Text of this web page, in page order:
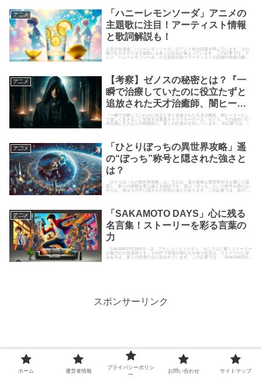
ア二メ
「ハニーレモンソーダ」アニメの
主題歌に注目！アーティスト情報
と歌詞解説も！
人気少女漫画「ハニーレモンソーダ」のアニメ化が話題を呼んでいます。その
魅力を引き立てる主題歌にも多くの注目が集まっています。この記事では、ア
ニメ「ハニーレモンソーダ」の主題歌を歌うアーティストの詳細や楽曲の魅
力、歌詞の意味について深掘り解説...
ア二メ
【考察】ゼノスの秘密とは？『一
瞬で治療していたのに役立たずと
追放された天才治癒師、闇ヒーラ
ーとして楽しく生きる』の重要キ
ャラに迫る！
『一瞬で治療していたのに役立たずと追放された天才治癒師、闇ヒーラーとし
て楽しく生きる』に登場する重要キャラクターの一人、ゼノス。その謎めいた
存在感と主人公との関係性に、多くの読者が注目しています。 本記事では、ゼ
ア二メ
「ひとりぼっちの異世界攻略」遥
の“ぼっち”称号と隠された強さと
は？
「ひとりぼっちの異世界攻略」は、主人公・遥が孤独な異世界生活を通じて成
長し、数々の困難を乗り越える物語です。遥は「ぼっち」という称号を持ちな
がらも、実はその中に隠された特別な強さがあります。この記事では、遥の“ぼ
ア二メ
「SAKAMOTO DAYS」心に残る
名言集！ストーリーを彩る言葉の
力
「SAKAMOTO DAYS」は、アクションとコメディ、そして心に響くストーリー
が魅力の人気漫画です。その中で登場人物たちが放つ名言は、ストーリーに深
みを与え、多くの読者の心に刻まれています。この記事では、「SAKAMOTO
スポンサーリンク
ホーム 運営者情報
プライバシーポリシ
ー
お問い合わせ サイトマップ